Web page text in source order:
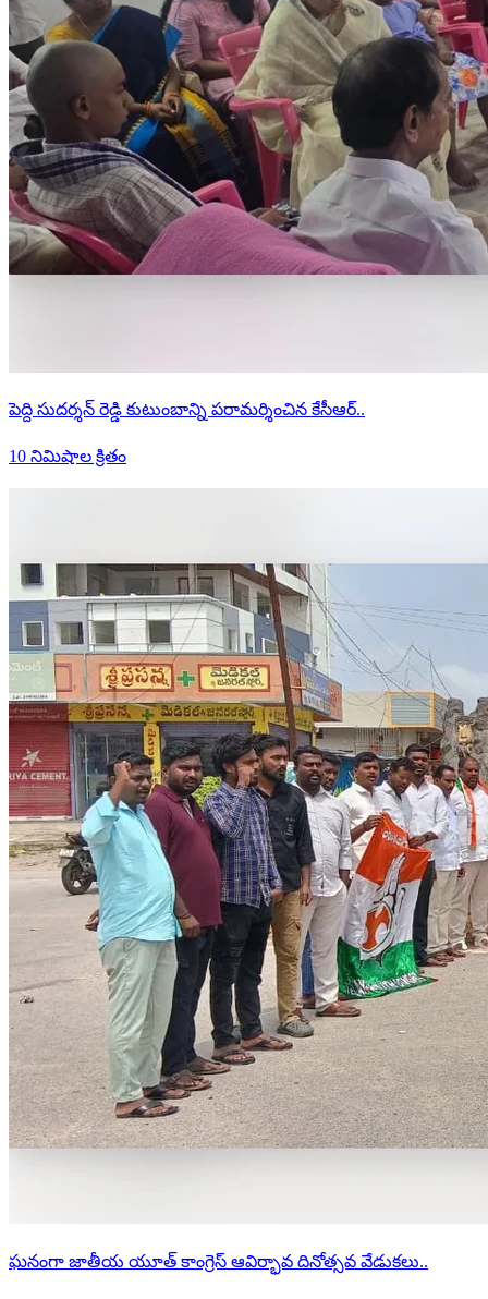
పెద్ది సుదర్శన్ రెడ్డి కుటుంబాన్ని పరామర్శించిన కేసీఆర్..
10 నిమిషాల క్రితం
ఘనంగా జాతీయ యూత్ కాంగ్రెస్ ఆవిర్భావ దినోత్సవ వేడుకలు..